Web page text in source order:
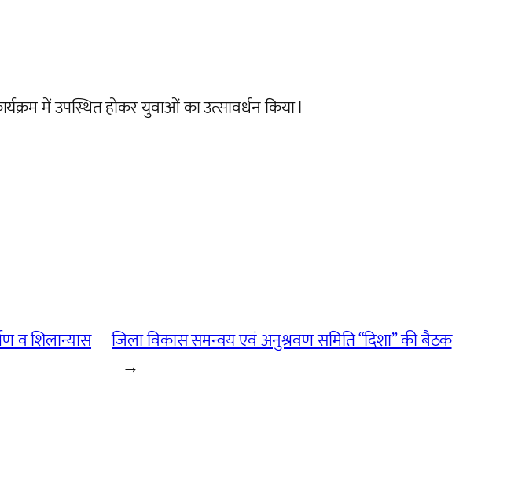
में उपस्थित होकर युवाओं का उत्सावर्धन किया I
व शिलान्यास
जिला विकास समन्वय एवं अनुश्रवण समिति “दिशा” की बैठक
→